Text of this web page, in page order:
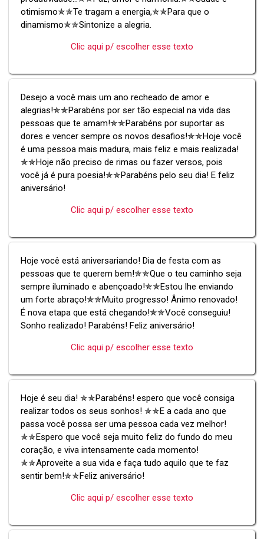
otimismo✯✯Te tragam a energia,✯✯Para que o
dinamismo✯✯Sintonize a alegria.
Clic aqui p/ escolher esse texto
Desejo a você mais um ano recheado de amor e
alegrias!✯✯Parabéns por ser tão especial na vida das
pessoas que te amam!✯✯Parabéns por suportar as
dores e vencer sempre os novos desafios!✯✯Hoje você
é uma pessoa mais madura, mais feliz e mais realizada!
✯✯Hoje não preciso de rimas ou fazer versos, pois
você já é pura poesia!✯✯Parabéns pelo seu dia! E feliz
aniversário!
Clic aqui p/ escolher esse texto
Hoje você está aniversariando! Dia de festa com as
pessoas que te querem bem!✯✯Que o teu caminho seja
sempre iluminado e abençoado!✯✯Estou lhe enviando
um forte abraço!✯✯Muito progresso! Ânimo renovado!
É nova etapa que está chegando!✯✯Você conseguiu!
Sonho realizado! Parabéns! Feliz aniversário!
Clic aqui p/ escolher esse texto
Hoje é seu dia! ✯✯Parabéns! espero que você consiga
realizar todos os seus sonhos! ✯✯E a cada ano que
passa você possa ser uma pessoa cada vez melhor!
✯✯Espero que você seja muito feliz do fundo do meu
coração, e viva intensamente cada momento!
✯✯Aproveite a sua vida e faça tudo aquilo que te faz
sentir bem!✯✯Feliz aniversário!
Clic aqui p/ escolher esse texto